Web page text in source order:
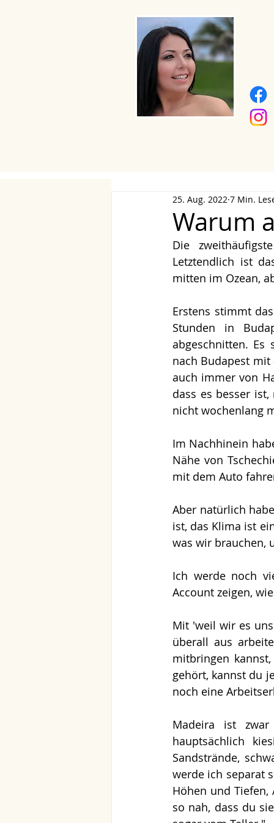
Warum
25. Aug. 2022 7 Min.
Die
Letztendlich ist
mitten im Ozean,
Erstens stimmt
Stunden in
abgeschnitten.
nach Budapest
auch immer von
dass es besser
nicht wochenlang
Im Nachhinein
Nähe von
mit dem Auto
Aber natürlich
ist, das Klima ist
was wir brauchen,
Ich werde noch
Account zeigen,
Mit 'weil wir es
überall aus
mitbringen
gehört, kannst du
noch eine
Madeira ist
hauptsächlich
Sandstrände,
werde ich separat
Höhen und
so nah, dass du